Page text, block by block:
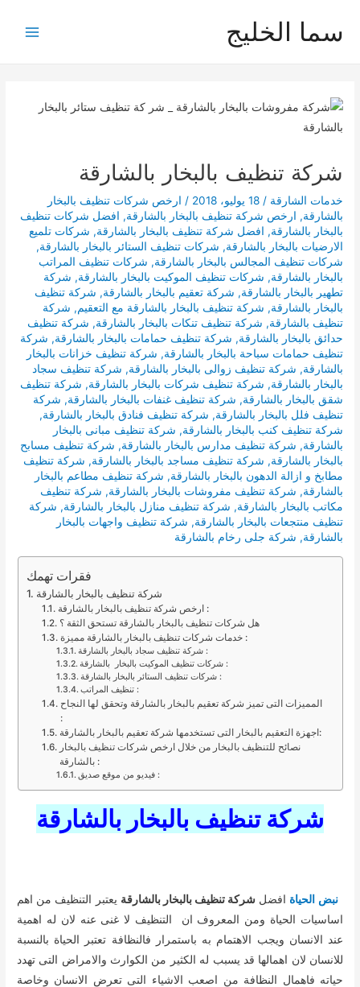
سما الخليج
شركة تنظيف بالبخار بالشارقة
خدمات الشارقة /18 يوليو، 2018 / ارخص شركات تنظيف بالبخار
بالشارقة, ارخص شركة تنظيف بالبخار بالشارقة, افضل شركات تنظيف
بالبخار بالشارقة, افضل شركة تنظيف بالبخار بالشارقة, شركات تلميع
الارضيات بالبخار بالشارقة, شركات تنظيف الستائر بالبخار بالشارقة,
شركات تنظيف المجالس بالبخار بالشارقة, شركات تنظيف المراتب
بالبخار بالشارقة, شركات تنظيف الموكيت بالبخار بالشارقة, شركة
تطهير بالبخار بالشارقة, شركة تعقيم بالبخار بالشارقة, شركة تنظيف
بالبخار بالشارقة, شركة تنظيف بالبخار بالشارقة مع التعقيم, شركة
تنظيف بالشارقة, شركة تنظيف تنكات بالبخار بالشارقة, شركة تنظيف
حدائق بالبخار بالشارقة, شركة تنظيف حمامات بالبخار بالشارقة, شركة
تنظيف حمامات سباحة بالبخار بالشارقة, شركة تنظيف خزانات بالبخار
بالشارقة, شركة تنظيف زوالى بالبخار بالشارقة, شركة تنظيف سجاد
بالبخار بالشارقة, شركة تنظيف شركات بالبخار بالشارقة, شركة تنظيف
شقق بالبخار بالشارقة, شركة تنظيف غنفات بالبخار بالشارقة, شركة
تنظيف فلل بالبخار بالشارقة, شركة تنظيف فنادق بالبخار بالشارقة,
شركة تنظيف كنب بالبخار بالشارقة, شركة تنظيف مبانى بالبخار
بالشارقة, شركة تنظيف مدارس بالبخار بالشارقة, شركة تنظيف مسابح
بالبخار بالشارقة, شركة تنظيف مساجد بالبخار بالشارقة, شركة تنظيف
مطابخ و ازالة الدهون بالبخار بالشارقة, شركة تنظيف مطاعم بالبخار
بالشارقة, شركة تنظيف مفروشات بالبخار بالشارقة, شركة تنظيف
مكاتب بالبخار بالشارقة, شركة تنظيف منازل بالبخار بالشارقة, شركة
تنظيف منتجعات بالبخار بالشارقة, شركة تنظيف واجهات بالبخار
بالشارقة, شركة جلى رخام بالشارقة
فقرات تهمك
شركة تنظيف بالبخار بالشارقة
ارخص شركة تنظيف بالبخار بالشارقة :
هل شركات تنظيف بالبخار بالشارقة تستحق الثقة ؟
خدمات شركات تنظيف بالبخار بالشارقة مميزة :
شركة تنظيف سجاد بالبخار بالشارقة :
شركات تنظيف الموكيت بالبخار بالشارقة :
شركات تنظيف الستائر بالبخار بالشارقة :
تنظيف المراتب :
المميزات التى تميز شركة تعقيم بالبخار بالشارقة وتحقق لها النجاح
:
اجهزة التعقيم بالبخار التى تستخدمها شركة تعقيم بالبخار بالشارقة:
نصائح للتنظيف بالبخار من خلال ارخص شركات تنظيف بالبخار
بالشارقة :
فيديو من موقع صديق :
شركة تنظيف بالبخار بالشارقة
نبض الحياة افضل شركة تنظيف بالبخار بالشارقة يعتبر التنظيف من اهم
اساسيات الحياة ومن المعروف ان التنظيف لا غنى عنه لان له اهمية
عند الانسان ويجب الاهتمام به باستمرار فالنظافة تعتبر الحياة بالنسبة
للانسان لان اهمالها قد يسبب له الكثير من الكوارث والامراض التى تهدد
حياته فاهمال النظافة من اصعب الاشياء التى تعرض الانسان وخاصة